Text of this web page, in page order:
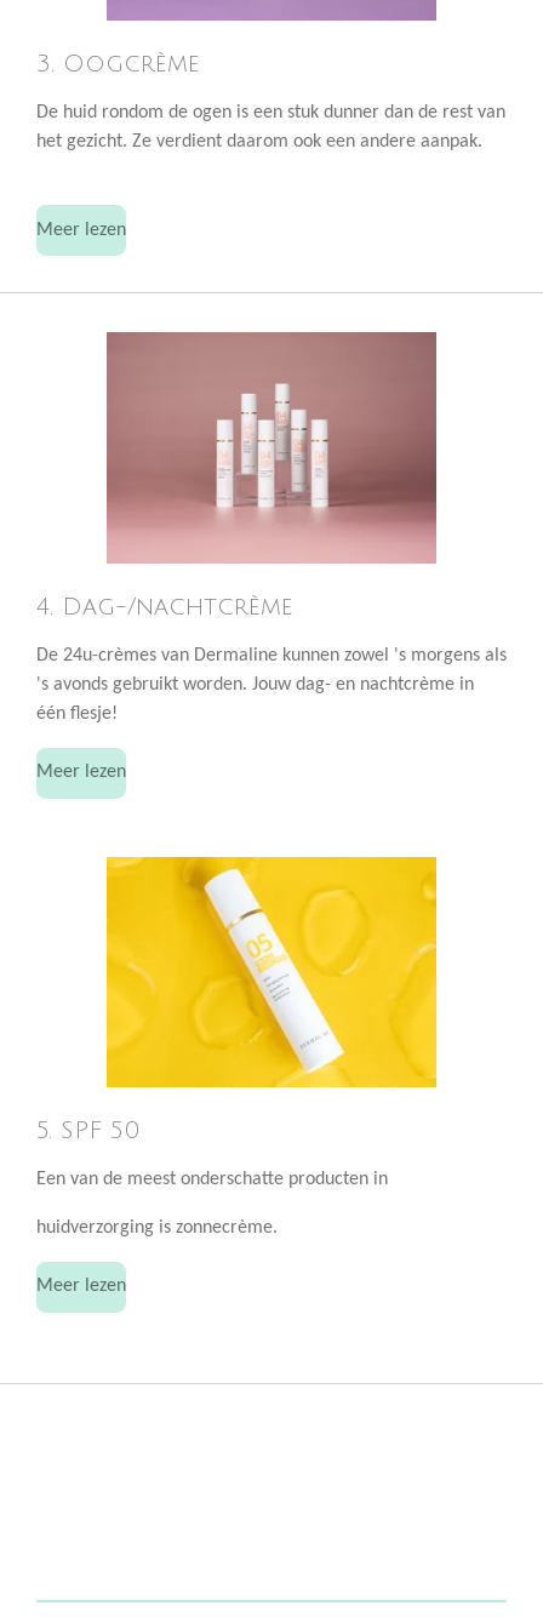
3. Oogcrème
De huid rondom de ogen is een stuk dunner dan de rest van
het gezicht. Ze verdient daarom ook een andere aanpak.
Meer lezen
4. Dag-/nachtcrème
De 24u-crèmes van Dermaline kunnen zowel 's morgens als
's avonds gebruikt worden. Jouw dag- en nachtcrème in
één flesje!
Meer lezen
5. SPF 50
Een van de meest onderschatte producten in
huidverzorging is zonnecrème.
Meer lezen